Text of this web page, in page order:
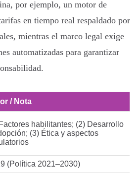
por ejemplo, un motor de
en tiempo real respaldado por
mientras el marco legal exige
automatizadas para garantizar
/ Nota
habilitantes; (2) Desarrollo
(3) Ética y aspectos
(Política 2021–2030)